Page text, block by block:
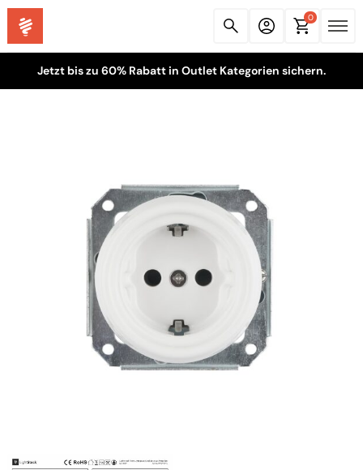
0
Jetzt bis zu 60% Rabatt in Outlet Kategorien sichern.